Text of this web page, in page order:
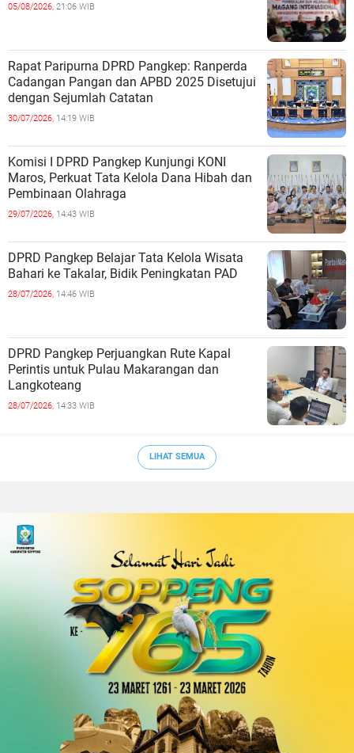
05/08/2026, 21:06 WIB
Rapat Paripurna DPRD Pangkep: Ranperda
Cadangan Pangan dan APBD 2025 Disetujui
dengan Sejumlah Catatan
30/07/2026, 14:19 WIB
Komisi I DPRD Pangkep Kunjungi KONI
Maros, Perkuat Tata Kelola Dana Hibah dan
Pembinaan Olahraga
29/07/2026, 14:43 WIB
DPRD Pangkep Belajar Tata Kelola Wisata
Bahari ke Takalar, Bidik Peningkatan PAD
28/07/2026, 14:46 WIB
DPRD Pangkep Perjuangkan Rute Kapal
Perintis untuk Pulau Makarangan dan
Langkoteang
28/07/2026, 14:33 WIB
LIHAT SEMUA